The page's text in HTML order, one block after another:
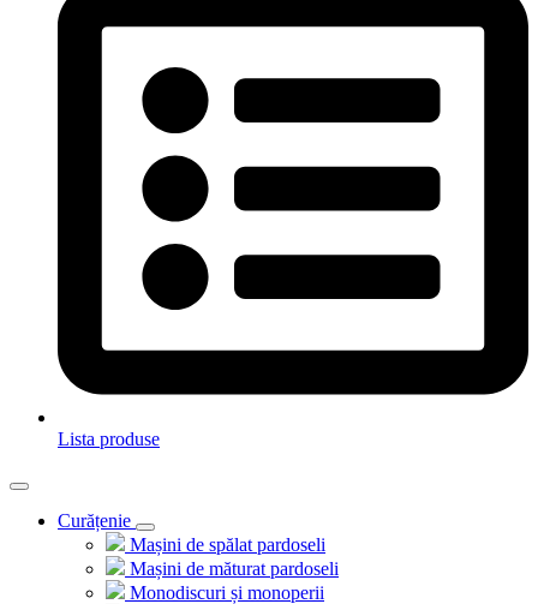
Lista produse
Curățenie
Mașini de spălat pardoseli
Mașini de măturat pardoseli
Monodiscuri și monoperii